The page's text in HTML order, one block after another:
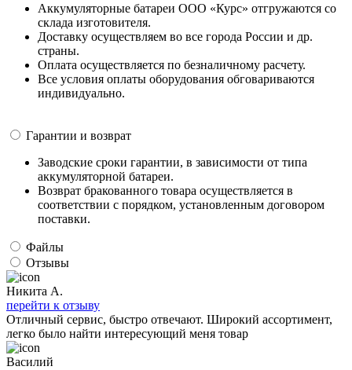
Аккумуляторные батареи ООО «Курс» отгружаются со
склада изготовителя.
Доставку осуществляем во все города России и др.
страны.
Оплата осуществляется по безналичному расчету.
Все условия оплаты оборудования обговариваются
индивидуально.
Гарантии и возврат
Заводские сроки гарантии, в зависимости от типа
аккумуляторной батареи.
Возврат бракованного товара осуществляется в
соответствии с порядком, установленным договором
поставки.
Файлы
Отзывы
Никита А.
перейти к отзыву
Отличный сервис, быстро отвечают. Широкий ассортимент,
легко было найти интересующий меня товар
Василий